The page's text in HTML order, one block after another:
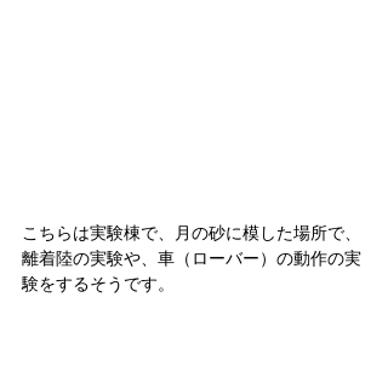
こちらは実験棟で、月の砂に模した場所で、
離着陸の実験や、車（ローバー）の動作の実
験をするそうです。